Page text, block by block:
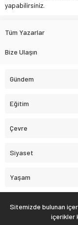
yapabilirsiniz.
Tüm Yazarlar
Bize Ulaşın
Gündem
Eğitim
Çevre
Siyaset
Yaşam
Sitemizde bulunan
içerikler